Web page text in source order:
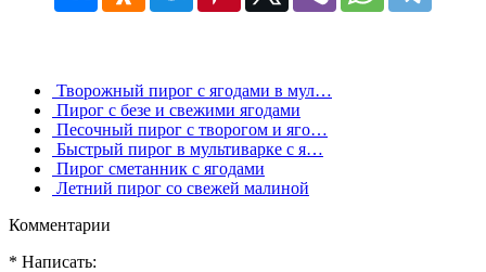
Творожный пирог с ягодами в мул…
Пирог с безе и свежими ягодами
Песочный пирог с творогом и яго…
Быстрый пирог в мультиварке с я…
Пирог сметанник с ягодами
Летний пирог со свежей малиной
Комментарии
* Написать: